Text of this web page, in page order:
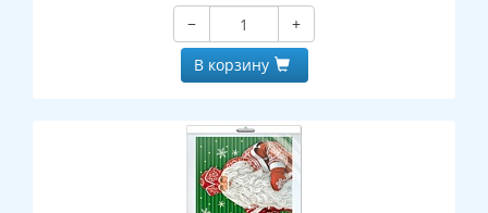
−
+
В корзину